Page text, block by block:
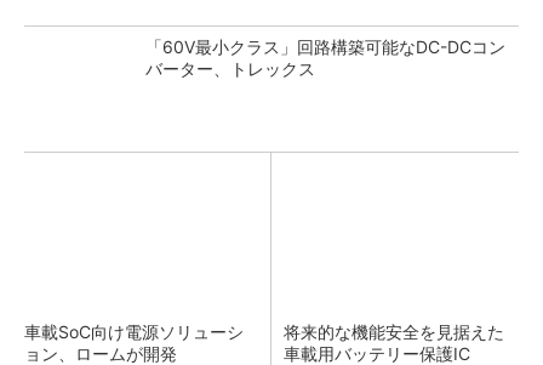
「60V最小クラス」回路構築可能なDC-DCコン
バーター、トレックス
車載SoC向け電源ソリューシ
ョン、ロームが開発
将来的な機能安全を見据えた
車載用バッテリー保護IC